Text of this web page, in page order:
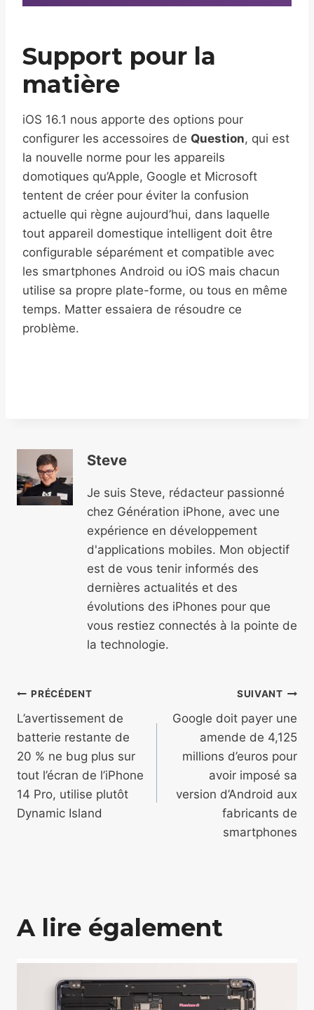
Support pour la
matière
iOS 16.1 nous apporte des options pour
configurer les accessoires de Question, qui est
la nouvelle norme pour les appareils
domotiques qu’Apple, Google et Microsoft
tentent de créer pour éviter la confusion
actuelle qui règne aujourd’hui, dans laquelle
tout appareil domestique intelligent doit être
configurable séparément et compatible avec
les smartphones Android ou iOS mais chacun
utilise sa propre plate-forme, ou tous en même
temps. Matter essaiera de résoudre ce
problème.
Steve
Je suis Steve, rédacteur passionné
chez Génération iPhone, avec une
expérience en développement
d'applications mobiles. Mon objectif
est de vous tenir informés des
dernières actualités et des
évolutions des iPhones pour que
vous restiez connectés à la pointe de
la technologie.
Navigation
de
l’article
PRÉCÉDENT
L’avertissement de
batterie restante de
20 % ne bug plus sur
tout l’écran de l’iPhone
14 Pro, utilise plutôt
Dynamic Island
SUIVANT
Google doit payer une
amende de 4,125
millions d’euros pour
avoir imposé sa
version d’Android aux
fabricants de
smartphones
A lire également